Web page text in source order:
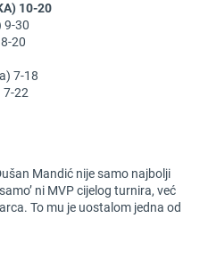
10-20
9-30
20
7-18
7-22
Mandić nije samo najbolji
ni MVP cijelog turnira, već
To mu je uostalom jedna od